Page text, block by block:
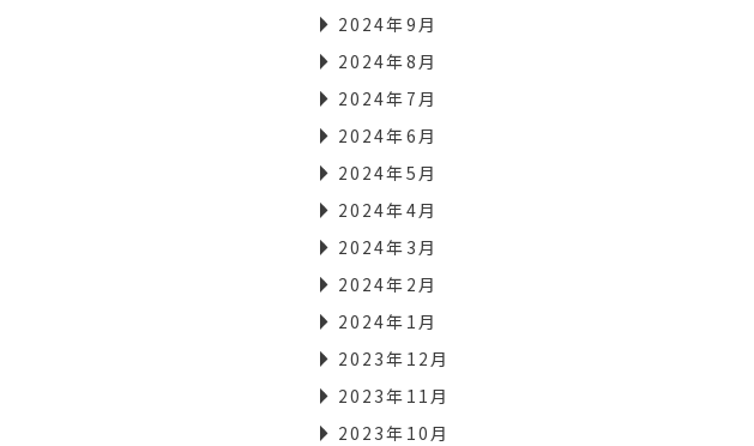
2024年9月
2024年8月
2024年7月
2024年6月
2024年5月
2024年4月
2024年3月
2024年2月
2024年1月
2023年12月
2023年11月
2023年10月